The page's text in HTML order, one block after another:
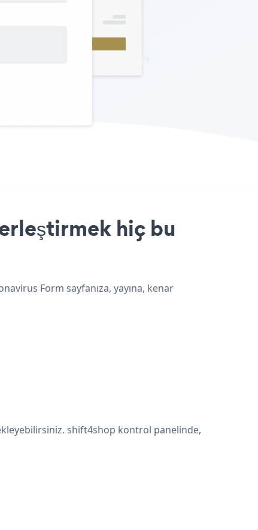
hiç bu
Form sayfanıza, yayına, kenar
shift4shop kontrol panelinde,